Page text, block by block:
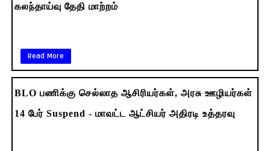
கலந்தாய்வு தேதி மாற்றம்
Read More
BLO பணிக்கு செல்லாத ஆசிரியர்கள், அரசு ஊழியர்கள்
14 பேர் Suspend - மாவட்ட ஆட்சியர் அதிரடி உத்தரவு